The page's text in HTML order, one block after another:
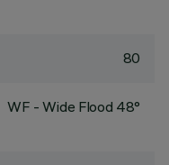
80
WF - Wide Flood 48°